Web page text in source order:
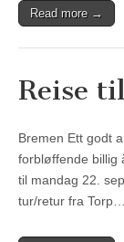
Read more →
Reise
Bremen Ett godt
forbløffende billig
til mandag 22.
tur/retur fra Torp…